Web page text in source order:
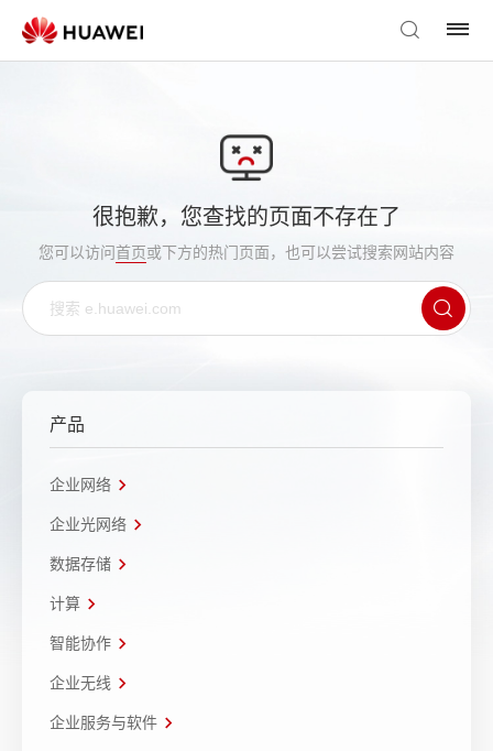
很抱歉，您查找的页面不存在了
您可以访问首页或下方的热门页面，也可以尝试搜索网站内容
产品
企业网络
企业光网络
数据存储
计算
智能协作
企业无线
企业服务与软件